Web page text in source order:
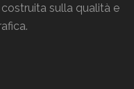
sulla qualità e